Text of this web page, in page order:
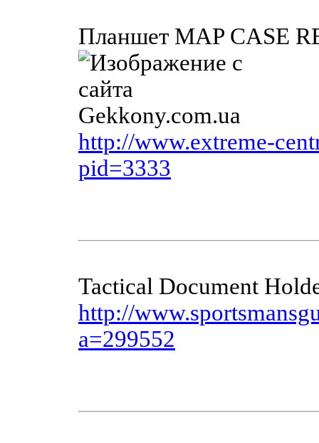
Планшет MAP CASE
http://www.extreme-
pid=3333
Tactical Document
http://
a=299552